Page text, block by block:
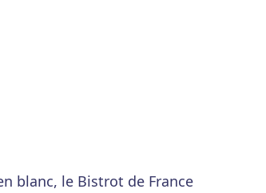
blanc, le Bistrot de France